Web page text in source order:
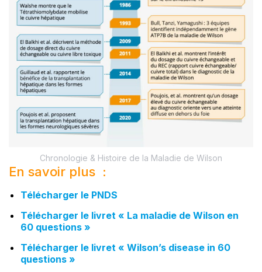
Chronologie & Histoire de la Maladie de Wilson
En savoir plus :
Télécharger le PNDS
Télécharger le livret « La maladie de Wilson en
60 questions »
Télécharger le livret « Wilson’s disease in 60
questions »